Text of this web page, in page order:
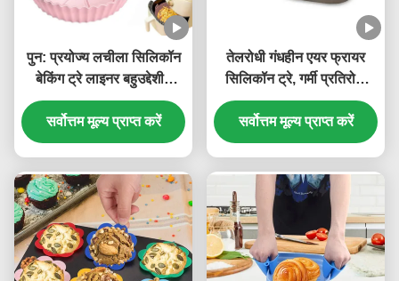
पुन: प्रयोज्य लचीला सिलिकॉन
बेकिंग ट्रे लाइनर बहुउद्देशीय
मजबूत
सर्वोत्तम मूल्य प्राप्त करें
तेलरोधी गंधहीन एयर फ्रायर
सिलिकॉन ट्रे, गर्मी प्रतिरोधी
सिलिकॉन बेकिंग पैन
सर्वोत्तम मूल्य प्राप्त करें